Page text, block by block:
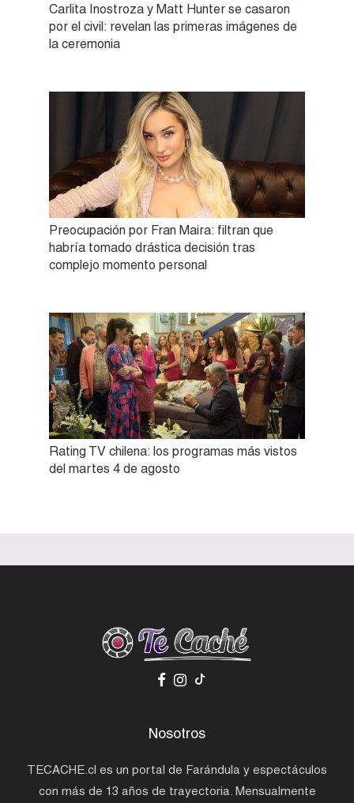
Carlita Inostroza y Matt Hunter se casaron
por el civil: revelan las primeras imágenes de
la ceremonia
Preocupación por Fran Maira: filtran que
habría tomado drástica decisión tras
complejo momento personal
Rating TV chilena: los programas más vistos
del martes 4 de agosto
Nosotros
TECACHE.cl es un portal de Farándula y espectáculos
con más de 13 años de trayectoria. Mensualmente